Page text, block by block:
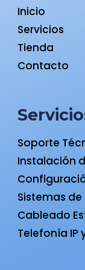
Inicio
Servicios
Tienda
Contacto
Soporte
Instalación
Sistemas
Cableado
Telefonía IP